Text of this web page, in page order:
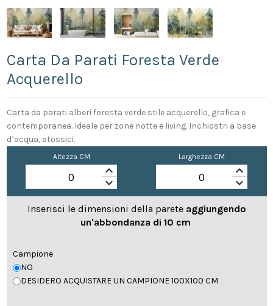
Carta Da Parati Foresta Verde
Acquerello
Carta da parati alberi foresta verde stile acquerello, grafica e
contemporanea. Ideale per zone notte e living. Inchiostri a base
d’acqua, atossici.
Altezza CM
keyboard_arrow_up
keyboard_arrow_down
Larghezza CM
keyboard_arrow_up
keyboard_arrow_down
Inserisci le dimensioni della parete aggiungendo
un'abbondanza di 10 cm
Campione
NO
DESIDERO ACQUISTARE UN CAMPIONE 100X100 CM